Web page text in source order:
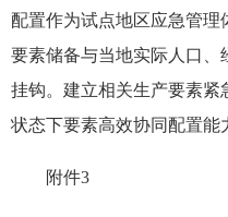
配置作为试点地区应急管理
要素储备与当地实际人口
挂钩。建立相关生产要素紧
状态下要素高效协同配置能
附件3